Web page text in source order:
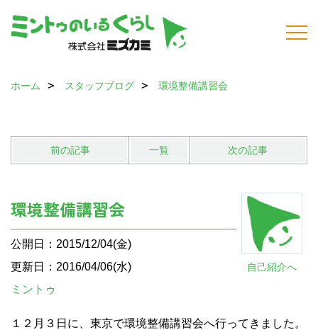
ホーム スタッフブログ 環境整備講習会
前の記事 一覧 次の記事
自己紹介へ
環境整備講習会
公開日：2015/12/04(金)
更新日：2016/04/06(水)
ミントゥ
１２月３日に、東京で環境整備講習会へ行ってきました。